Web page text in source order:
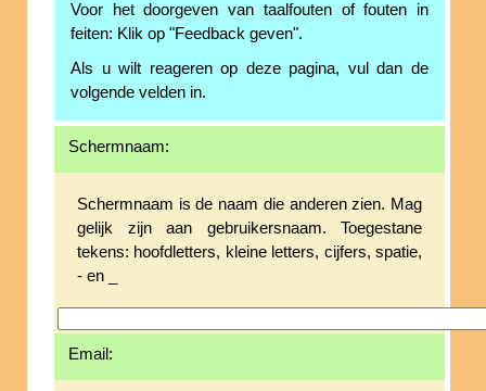
Voor het doorgeven van taalfouten of fouten in
feiten: Klik op "Feedback geven".
Als u wilt reageren op deze pagina, vul dan de
volgende velden in.
Schermnaam:
Schermnaam is de naam die anderen zien. Mag
gelijk zijn aan gebruikersnaam. Toegestane
tekens: hoofdletters, kleine letters, cijfers, spatie,
- en _
Email: